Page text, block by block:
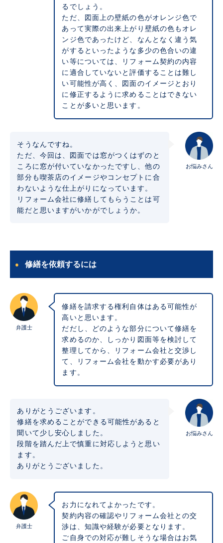
るでしょう。
ただ、図面上の壁紙の色がオレンジ色で
あって実際の出来上がり壁紙の色もオレ
ンジ色であったけど、なんとなく違う気
がするといったような多少の色合いの違
い等については、リフォーム契約の内容
に適合していないと評価することは難し
い可能性が高く、図面のイメージとおり
に修正するように求めることはできない
ことが多いと思います。
お悩みさん
そうなんですね。
ただ、今回は、図面では窓がつくはずのと
ころに窓が付いていなかったですし、他の
部分も喫茶店のイメージやコンセプトに合
わないような仕上がりになっています。
リフォーム会社に修繕してもらうことは可
能だと思いますがいかがでしょうか。
修繕を依頼するには
弁護士
修繕を請求する権利自体はある可能性が
高いと思います。
だだし、どのような部分について修繕を
求めるのか、しっかり図面等を検討して
整理してから、リフォーム会社と交渉し
て、リフォーム会社を動かす必要があり
ます。
お悩みさん
ありがとうございます。
修繕を求めることができる可能性があると
聞いて少し安心しました。
段階を踏んだ上で慎重に対応しようと思い
ます。
ありがとうございました。
弁護士
お力になれてよかったです。
契約内容の確認やリフォーム会社との交
渉は、知識や経験が必要となります。
ご自身での対応が難しそうな場合はお気